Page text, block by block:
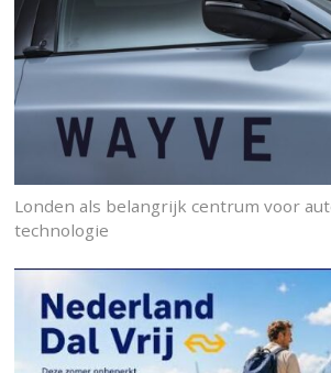
Londen als belangrijk centrum voor
technologie